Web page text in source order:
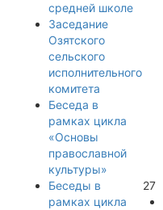
средней школе
Заседание
Озятского
сельского
исполнительного
комитета
Беседа в
рамках цикла
«Основы
православной
культуры»
Беседы в
рамках цикла
27